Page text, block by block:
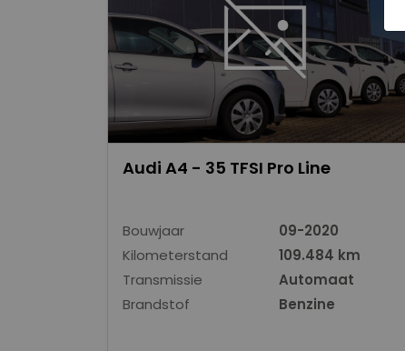
Audi A4 - 35 TFSI Pro Line
Bouwjaar
09-2020
Kilometerstand
109.484 km
Transmissie
Automaat
Brandstof
Benzine